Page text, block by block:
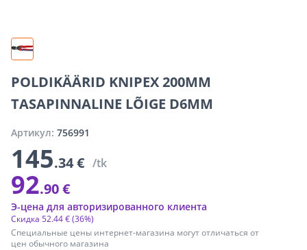
POLDIKÄÄRID KNIPEX 200MM
TASAPINNALINE LÕIGE D6MM
Артикул: 756991
145.34 € /tk
92.90 €
Специальные цены интернет-магазина могут отличаться от
цен обычного магазина
Скидка 52.44 €(36%)
Э-цена для авторизированного клиента